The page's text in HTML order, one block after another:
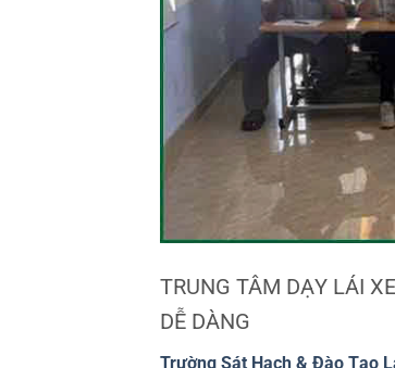
TRUNG TÂM DẠY LÁI
DỄ DÀNG
Trường Sát Hạch & Đào Tạo